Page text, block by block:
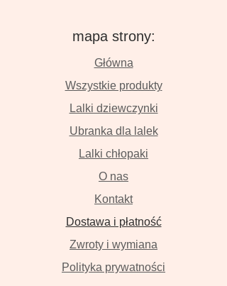
mapa strony:
Główna
Wszystkie produkty
Lalki dziewczynki
Ubranka dla lalek
Lalki chłopaki
O nas
Kontakt
Dostawa i płatność
Zwroty i wymiana
Polityka prywatności